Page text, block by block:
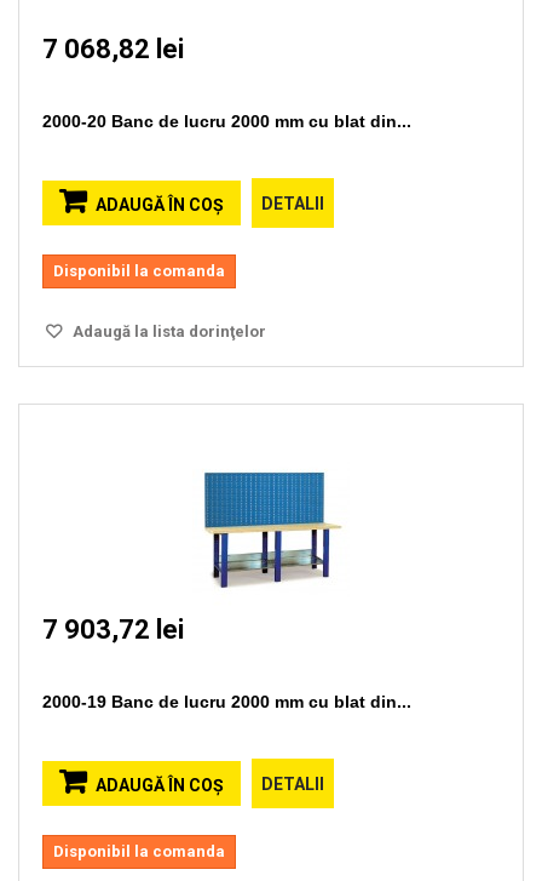
7 068,82 lei
2000-20 Banc de lucru 2000 mm cu blat din...
ADAUGĂ ÎN COŞ DETALII
Disponibil la comanda
Adaugă la lista dorinţelor
7 903,72 lei
2000-19 Banc de lucru 2000 mm cu blat din...
ADAUGĂ ÎN COŞ DETALII
Disponibil la comanda